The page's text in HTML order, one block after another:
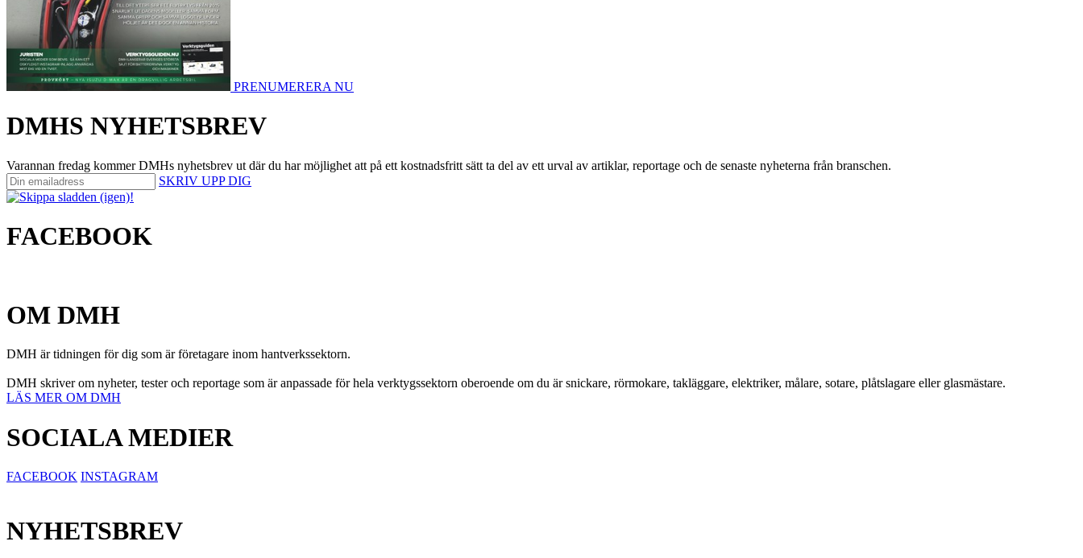
PRENUMERERA NU
DMHS NYHETSBREV
Varannan fredag kommer DMHs nyhetsbrev ut där du har möjlighet att på ett kostnadsfritt sätt ta del av ett urval av artiklar, reportage och de senaste nyheterna från branschen.
SKRIV UPP DIG
FACEBOOK
OM DMH
DMH är tidningen för dig som är företagare inom hantverkssektorn.
DMH skriver om nyheter, tester och reportage som är anpassade för hela verktygssektorn oberoende om du är snickare, rörmokare, takläggare, elektriker, målare, sotare, plåtslagare eller glasmästare.
LÄS MER OM DMH
SOCIALA MEDIER
FACEBOOK INSTAGRAM
NYHETSBREV